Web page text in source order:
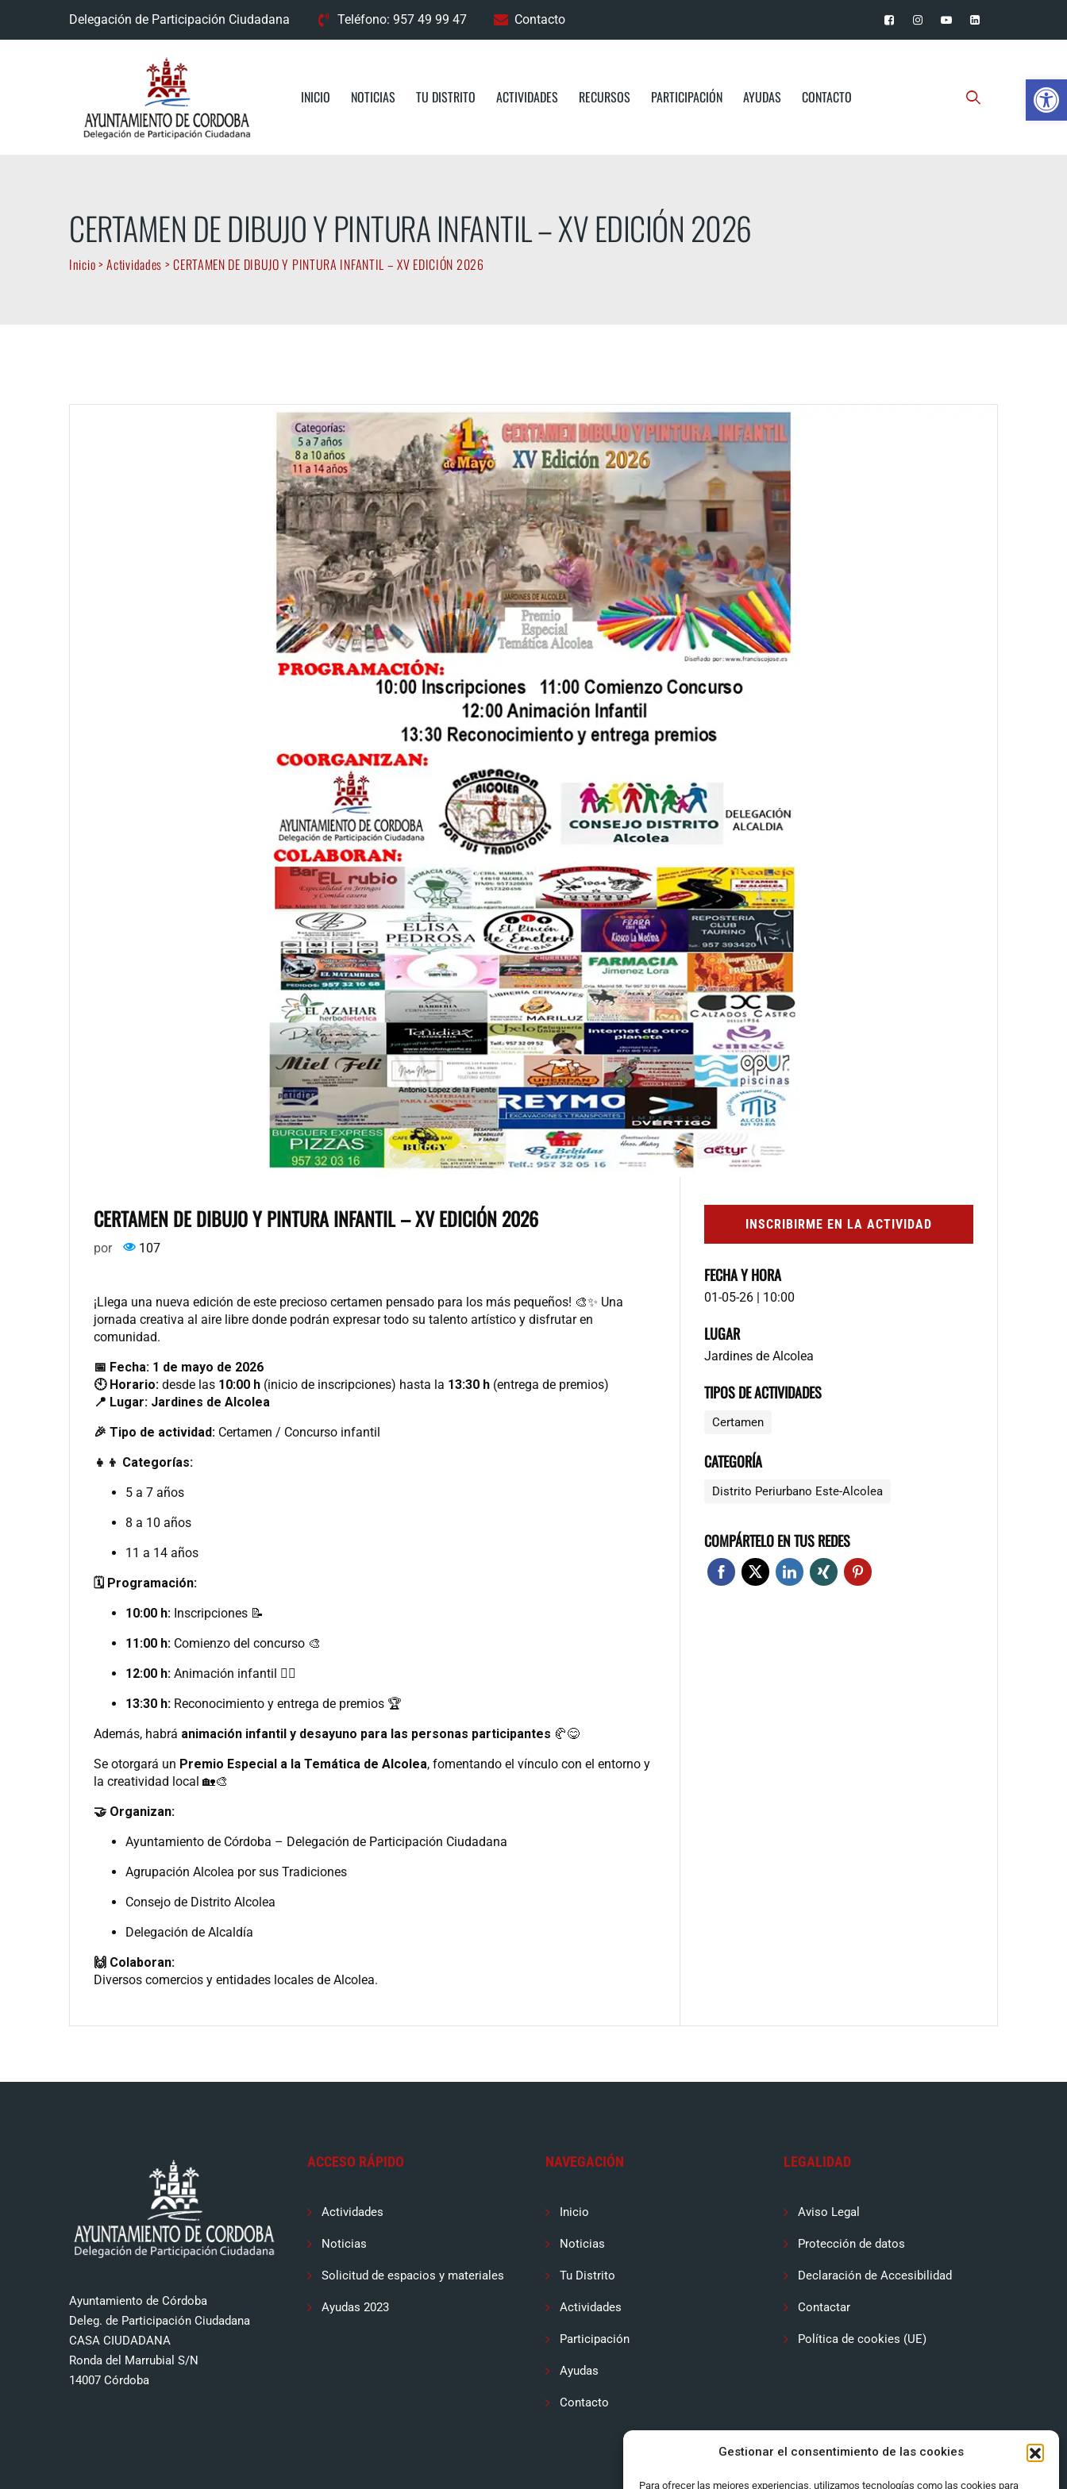
Gestionar el consentimiento de las cookies
Para ofrecer las mejores experiencias, utilizamos tecnologías como las cookies para
Delegación de Participación Ciudadana Teléfono: 957 49 99 47 Contacto
INICIO NOTICIAS TU DISTRITO ACTIVIDADES RECURSOS PARTICIPACIÓN AYUDAS CONTACTO
CERTAMEN DE DIBUJO Y PINTURA INFANTIL – XV EDICIÓN 2026
Inicio>Actividades >CERTAMEN DE DIBUJO Y PINTURA INFANTIL – XV EDICIÓN 2026
CERTAMEN DE DIBUJO Y PINTURA INFANTIL – XV EDICIÓN 2026
por 107
¡Llega una nueva edición de este precioso certamen pensado para los más pequeños! 🎨✨ Una
jornada creativa al aire libre donde podrán expresar todo su talento artístico y disfrutar en
comunidad.
📅 Fecha: 1 de mayo de 2026
🕙 Horario: desde las 10:00 h (inicio de inscripciones) hasta la 13:30 h (entrega de premios)
📍 Lugar: Jardines de Alcolea
🎉 Tipo de actividad: Certamen / Concurso infantil
👧👦 Categorías:
5 a 7 años
8 a 10 años
11 a 14 años
🗓️ Programación:
10:00 h: Inscripciones 📝
11:00 h: Comienzo del concurso 🎨
12:00 h: Animación infantil 🤹‍♂️
13:30 h: Reconocimiento y entrega de premios 🏆
Además, habrá animación infantil y desayuno para las personas participantes 🥐😋
Se otorgará un Premio Especial a la Temática de Alcolea, fomentando el vínculo con el entorno y
la creatividad local 🏡🎨
🤝 Organizan:
Ayuntamiento de Córdoba – Delegación de Participación Ciudadana
Agrupación Alcolea por sus Tradiciones
Consejo de Distrito Alcolea
Delegación de Alcaldía
🙌 Colaboran:
Diversos comercios y entidades locales de Alcolea.
INSCRIBIRME EN LA ACTIVIDAD
FECHA Y HORA
01-05-26 | 10:00
LUGAR
Jardines de Alcolea
TIPOS DE ACTIVIDADES
Certamen
CATEGORÍA
Distrito Periurbano Este-Alcolea
COMPÁRTELO EN TUS REDES
Ayuntamiento de Córdoba
Deleg. de Participación Ciudadana
CASA CIUDADANA
Ronda del Marrubial S/N
14007 Córdoba
ACCESO RÁPIDO
Actividades
Noticias
Solicitud de espacios y materiales
Ayudas 2023
NAVEGACIÓN
Inicio
Noticias
Tu Distrito
Actividades
Participación
Ayudas
Contacto
LEGALIDAD
Aviso Legal
Protección de datos
Declaración de Accesibilidad
Contactar
Política de cookies (UE)